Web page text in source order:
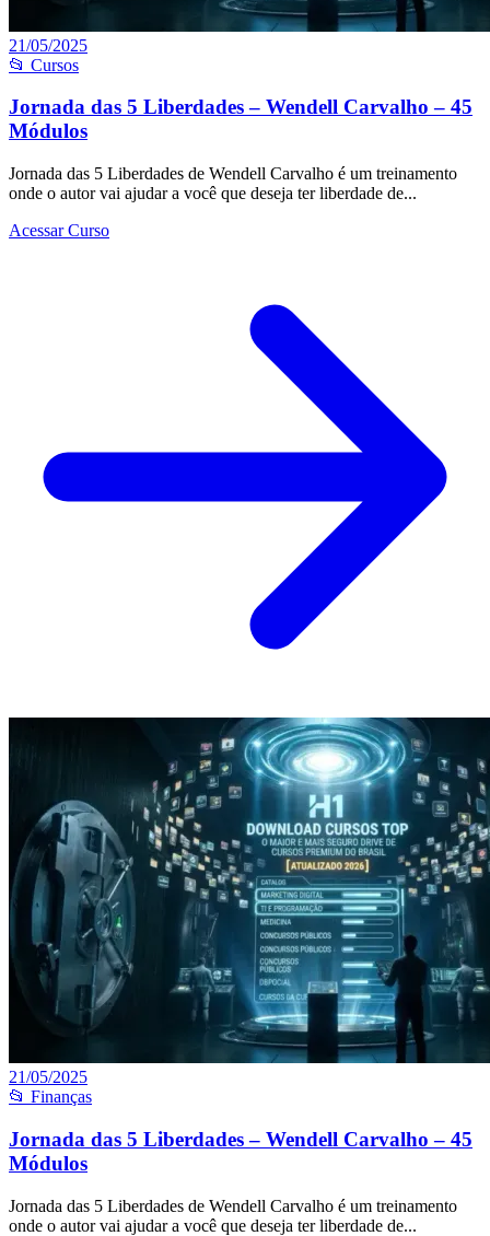
21/05/2025
📂 Cursos
Jornada das 5 Liberdades – Wendell Carvalho – 45
Módulos
Jornada das 5 Liberdades de Wendell Carvalho é um treinamento
onde o autor vai ajudar a você que deseja ter liberdade de...
Acessar Curso
21/05/2025
📂 Finanças
Jornada das 5 Liberdades – Wendell Carvalho – 45
Módulos
Jornada das 5 Liberdades de Wendell Carvalho é um treinamento
onde o autor vai ajudar a você que deseja ter liberdade de...